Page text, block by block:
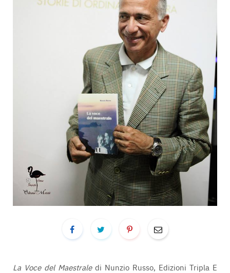
La Voce del Maestraledi Nunzio Russo, Edizioni Tripla E